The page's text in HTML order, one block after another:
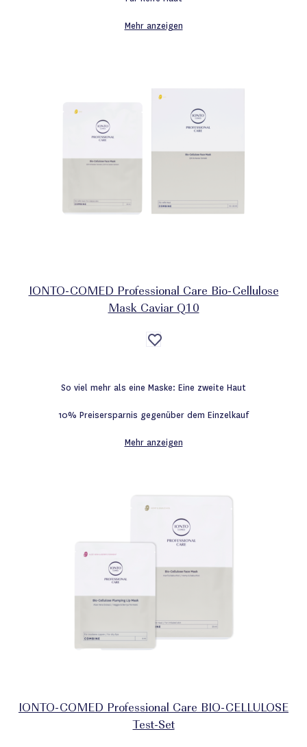
Mehr anzeigen
IONTO-COMED Professional Care Bio-Cellulose
Mask Caviar Q10
Auf
die
So viel mehr als eine Maske: Eine zweite Haut
10% Preisersparnis gegenüber dem Einzelkauf
Mehr anzeigen
IONTO-COMED Professional Care BIO-CELLULOSE
Test-Set